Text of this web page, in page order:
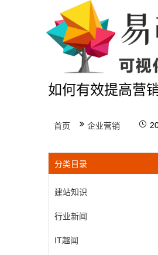
如何有效提高营
首页 企业营销
分类目录
建站知识
行业新闻
IT趣闻